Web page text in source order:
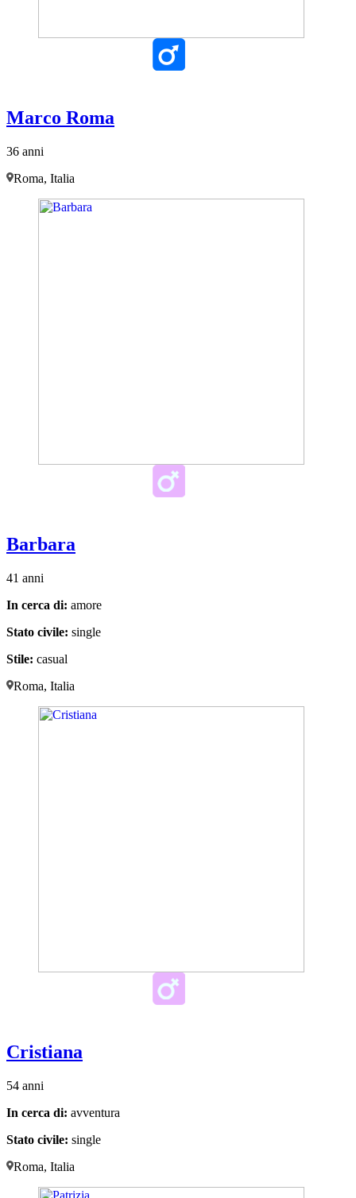
Marco Roma
36 anni
Roma, Italia
Barbara
41 anni
In cerca di: amore
Stato civile: single
Stile: casual
Roma, Italia
Cristiana
54 anni
In cerca di: avventura
Stato civile: single
Roma, Italia